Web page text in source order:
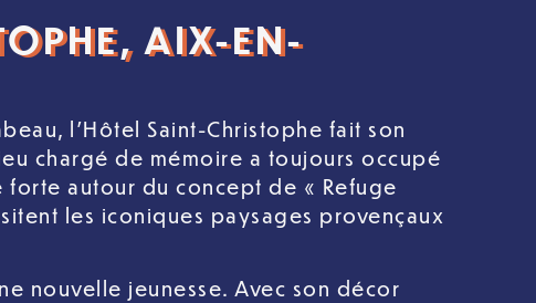
AIX-EN-
l’Hôtel Saint-Christophe fait son
chargé de mémoire a toujours occupé
autour du concept de « Refuge
les iconiques paysages provençaux
nouvelle jeunesse. Avec son décor